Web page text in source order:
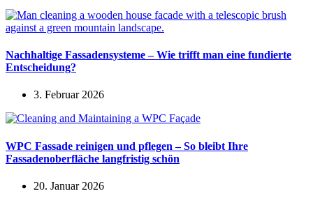
Nachhaltige Fassadensysteme – Wie trifft man eine fundierte
Entscheidung?
3. Februar 2026
WPC Fassade reinigen und pflegen – So bleibt Ihre
Fassadenoberfläche langfristig schön
20. Januar 2026